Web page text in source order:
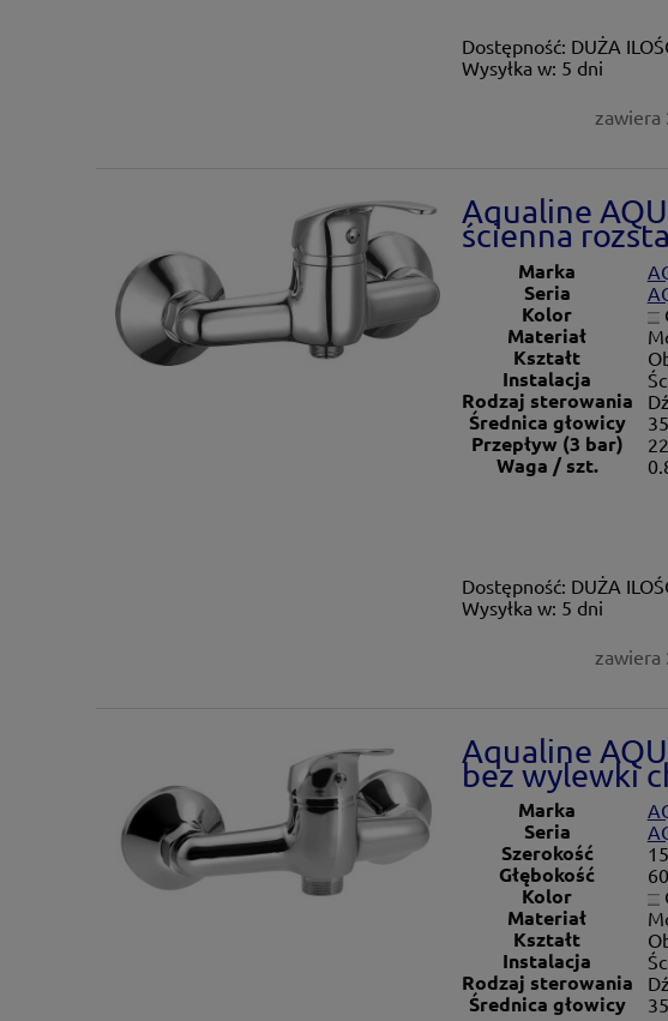
Dostępność: DUŻA
Wysyłka w: 5 dni
zawiera
Aqualine
ścienna
Marka
Seria
Kolor
Materiał
Kształt
Instalacja
Rodzaj sterowania
Średnica głowicy
Przepływ (3 bar)
Waga / szt.
Dostępność: DUŻA
Wysyłka w: 5 dni
zawiera
Aqualine
bez wylewki
Marka
Seria
Szerokość
Głębokość
Kolor
Materiał
Kształt
Instalacja
Rodzaj sterowania
Średnica głowicy